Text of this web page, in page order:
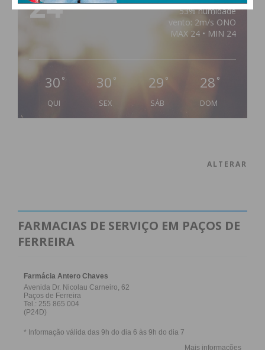
53% humidade
vento: 2m/s ONO
MAX 24 • MIN 24
30 °
QUI
30 °
SEX
29 °
SÁB
28 °
DOM
ALTERAR
FARMACIAS DE SERVIÇO EM PAÇOS DE
FERREIRA